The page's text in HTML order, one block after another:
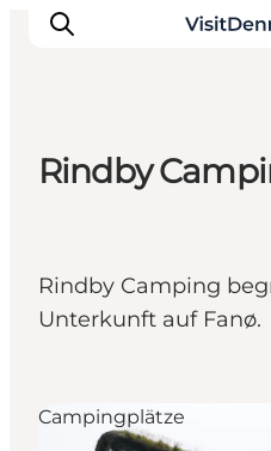
Erlebnisse
Unterkünfte
Rindby
Rindby Camping
Unterkunft auf Fanø.
Campingplätze